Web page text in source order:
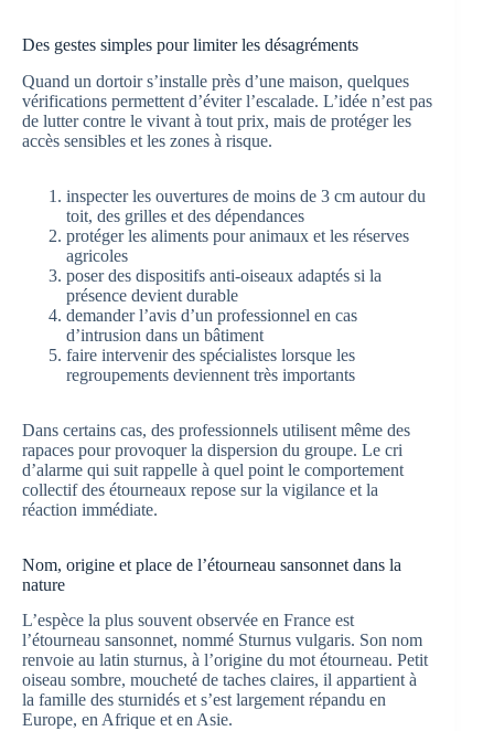
Des gestes simples pour limiter les désagréments
Quand un dortoir s’installe près d’une maison, quelques
vérifications permettent d’éviter l’escalade. L’idée n’est pas
de lutter contre le vivant à tout prix, mais de protéger les
accès sensibles et les zones à risque.
inspecter les ouvertures de moins de 3 cm autour du
toit, des grilles et des dépendances
protéger les aliments pour animaux et les réserves
agricoles
poser des dispositifs anti-oiseaux adaptés si la
présence devient durable
demander l’avis d’un professionnel en cas
d’intrusion dans un bâtiment
faire intervenir des spécialistes lorsque les
regroupements deviennent très importants
Dans certains cas, des professionnels utilisent même des
rapaces pour provoquer la dispersion du groupe. Le cri
d’alarme qui suit rappelle à quel point le comportement
collectif des étourneaux repose sur la vigilance et la
réaction immédiate.
Nom, origine et place de l’étourneau sansonnet dans la
nature
L’espèce la plus souvent observée en France est
l’étourneau sansonnet, nommé Sturnus vulgaris. Son nom
renvoie au latin sturnus, à l’origine du mot étourneau. Petit
oiseau sombre, moucheté de taches claires, il appartient à
la famille des sturnidés et s’est largement répandu en
Europe, en Afrique et en Asie.